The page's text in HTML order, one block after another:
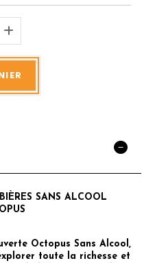
SANS ALCOOL
Octopus Sans Alcool,
toute la richesse et